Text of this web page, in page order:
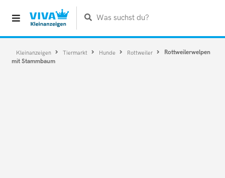
Was suchst du?
Kleinanzeigen Tiermarkt Hunde Rottweiler
Rottweilerwelpen
mit Stammbaum